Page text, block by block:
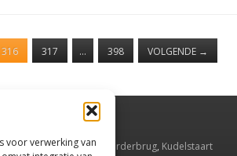
voor verwerking van
316 317 … 398 VOLGENDE →
Aalsmeer,Aalsmeerderbrug, Kudelstaart